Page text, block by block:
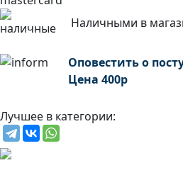
Наличными в
Оповестить о
Цена 400р
Лучшее в категории: